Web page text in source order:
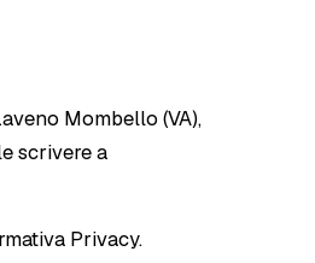
Mombello (VA),
scrivere a
Privacy.